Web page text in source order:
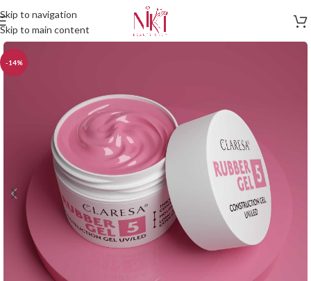
Skip to navigation
Skip to main content
-14%